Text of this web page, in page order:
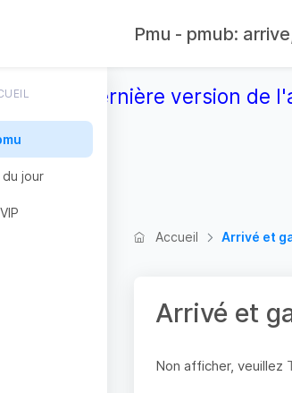
Pmu - pmub:
la dernière version de
du jour
Accueil
Arrivé et
Arrivé et
Non afficher, veuillez